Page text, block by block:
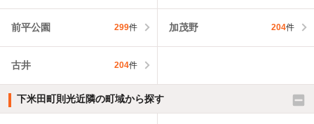
前平公園 299件 加茂野 204件
古井 204件
下米田町則光近隣の町域から探す